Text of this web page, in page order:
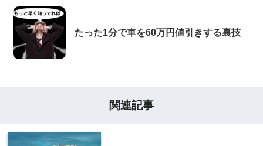
たった1分で車を60万円値引きする裏技
関連記事